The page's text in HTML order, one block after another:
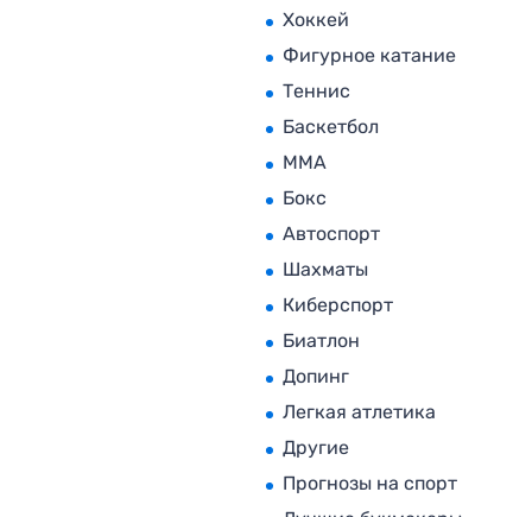
Хоккей
Фигурное катание
Теннис
Баскетбол
MMA
Бокс
Автоспорт
Шахматы
Киберспорт
Биатлон
Допинг
Легкая атлетика
Другие
Прогнозы на спорт